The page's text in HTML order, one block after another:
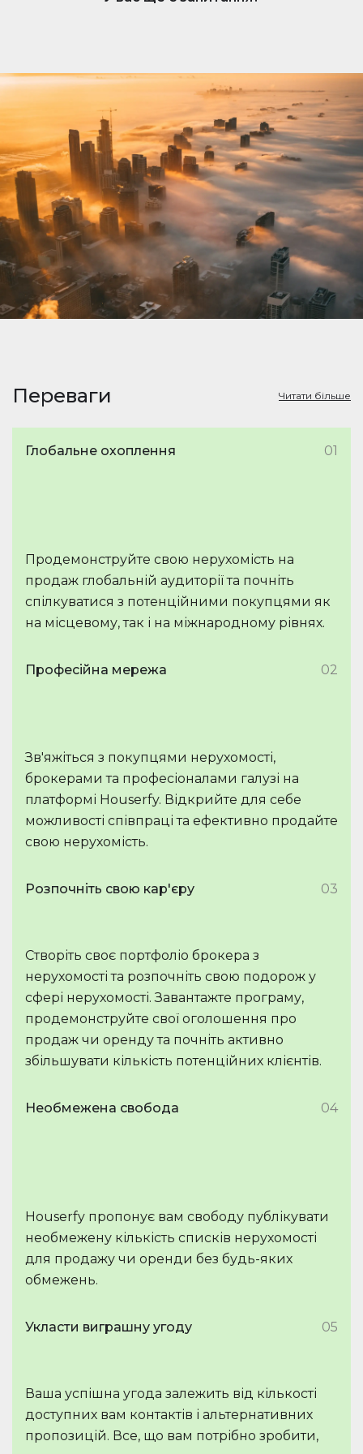
нерухомості. Коли вам подобається оголошення,
Щоб відповісти та зв’язатися з потенційними
покупцями чи орендарями, переконайтеся, що
ваша підписка активна.
Переваги Читати більше
Глобальне охоплення 01
Продемонструйте свою нерухомість на
продаж глобальній аудиторії та почніть
спілкуватися з потенційними покупцями як
на місцевому, так і на міжнародному рівнях.
Професійна мережа 02
Зв'яжіться з покупцями нерухомості,
брокерами та професіоналами галузі на
платформі Houserfy. Відкрийте для себе
можливості співпраці та ефективно продайте
свою нерухомість.
Розпочніть свою кар'єру 03
Створіть своє портфоліо брокера з
нерухомості та розпочніть свою подорож у
сфері нерухомості. Завантажте програму,
продемонструйте свої оголошення про
продаж чи оренду та почніть активно
збільшувати кількість потенційних клієнтів.
Необмежена свобода 04
Houserfy пропонує вам свободу публікувати
необмежену кількість списків нерухомості
для продажу чи оренди без будь-яких
обмежень.
Укласти виграшну угоду 05
Ваша успішна угода залежить від кількості
доступних вам контактів і альтернативних
пропозицій. Все, що вам потрібно зробити,